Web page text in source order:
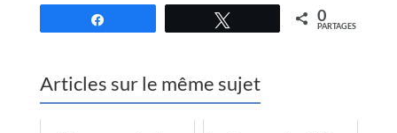
0
PARTAGES
Articles sur le même sujet